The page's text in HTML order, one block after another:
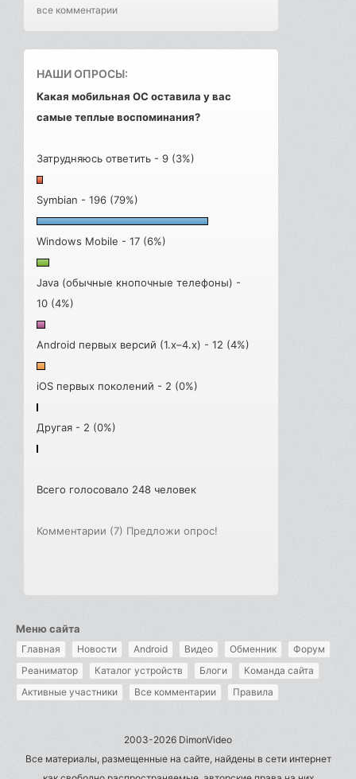
все комментарии
НАШИ ОПРОСЫ:
Какая мобильная ОС оставила у вас
самые теплые воспоминания?
Затрудняюсь ответить - 9 (3%)
Symbian - 196 (79%)
Windows Mobile - 17 (6%)
Java (обычные кнопочные телефоны) -
10 (4%)
Android первых версий (1.x–4.x) - 12 (4%)
iOS первых поколений - 2 (0%)
Другая - 2 (0%)
Всего голосовало 248 человек
Комментарии (7) Предложи опрос!
Меню сайта
Главная Новости Android Видео Обменник
Форум
Реаниматор
Каталог устройств Блоги
Команда сайта
Активные участники
Все комментарии Правила
2003-2026 DimonVideo
Все материалы, размещенные на сайте, найдены в сети интернет